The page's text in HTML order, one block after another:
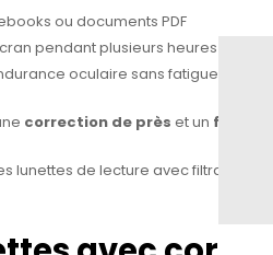
ou documents PDF
pendant plusieurs heures
oculaire sans fatiguer
correction de près et un filtre
lunettes de lecture avec filtration